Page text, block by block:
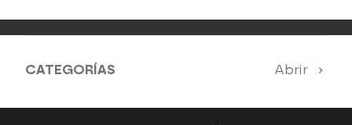
CATEGORÍAS Abrir
Antena 3 Noticias El Hormiguero